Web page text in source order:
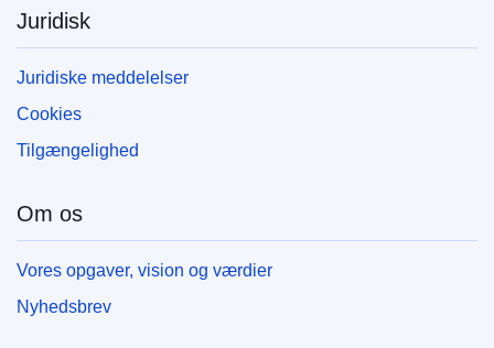
Juridisk
Juridiske meddelelser
Cookies
Tilgængelighed
Om os
Vores opgaver, vision og værdier
Nyhedsbrev